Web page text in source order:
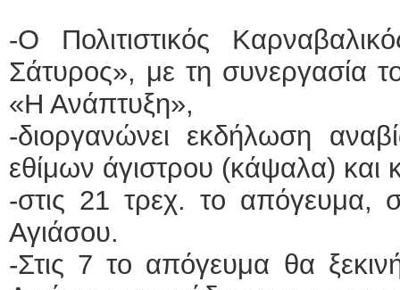
-Ο Πολιτιστικός
Σάτυρος», με τη συνεργασία
«Η Ανάπτυξη»,
-διοργανώνει εκδήλωση
εθίμων άγιστρου (κάψαλα) και
-στις 21 τρεχ. το απόγευμα,
Αγιάσου.
-Στις 7 το απόγευμα θα